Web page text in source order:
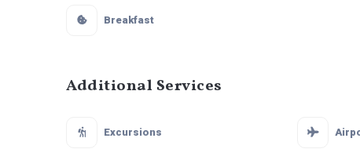
Breakfast
Additional Services
Excursions